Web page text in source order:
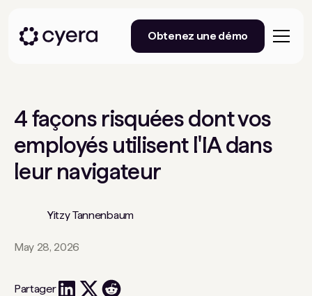
Obtenez une démo
4 façons risquées dont vos
employés utilisent l'IA dans
leur navigateur
Yitzy Tannenbaum
May 28, 2026
Partager